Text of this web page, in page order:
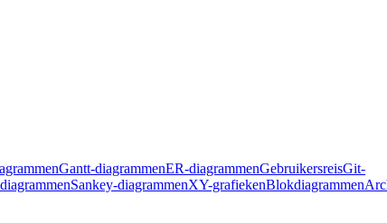
Gantt-diagrammenER-diagrammenGebruikersreisGit-
Sankey-diagrammenXY-grafiekenBlokdiagrammen